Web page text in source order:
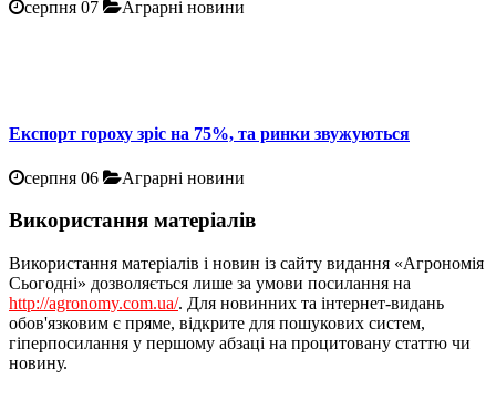
серпня 07 Аграрні новини
Експорт гороху зріс на 75%, та ринки звужуються
серпня 06 Аграрні новини
Використання матеріалів
Використання матеріалів і новин із сайту видання «Агрономія
Сьогодні» дозволяється лише за умови посилання на
http://agronomy.com.ua/. Для новинних та інтернет-видань
обов'язковим є пряме, відкрите для пошукових систем,
гіперпосилання у першому абзаці на процитовану статтю чи
новину.